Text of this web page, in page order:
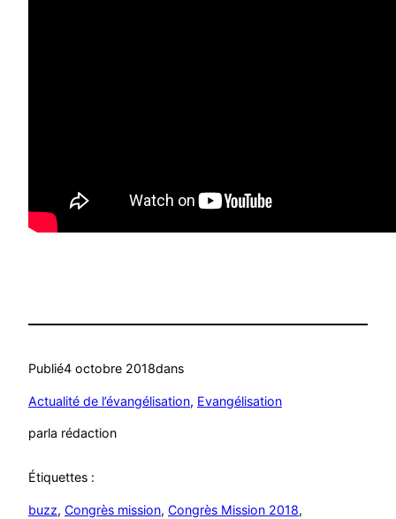
Publié4 octobre 2018dans
Actualité de l’évangélisation, Evangélisation
parla rédaction
Étiquettes :
buzz, Congrès mission, Congrès Mission 2018